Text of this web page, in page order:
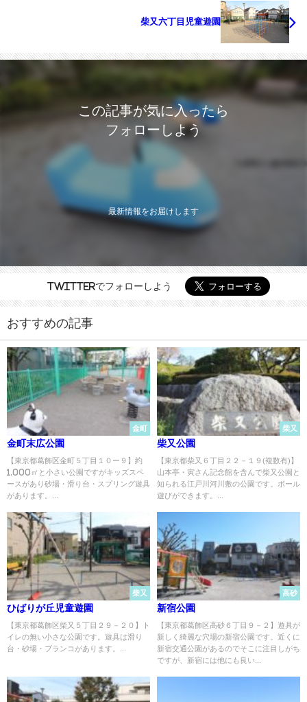
柴又六丁目児童遊園
この記事が気に入ったら
フォローしよう
最新情報をお届けします
Twitterでフォローしよう
おすすめの記事
金町
金町末広公園
【東京都葛飾区金町５丁目１０ー９】約
1,000㎡と小さい公園ですがキッズスペ
ースがあり砂場・滑り台・スプリング遊具
があります。...
柴又
柴又公園
【東京都柴又６丁目２２－１９(複数有)】
山本亭・寅さん記念館を含んで柴又公園と
知られる江戸川河川敷の公園です。ボール
遊びができます。...
柴又
ひばりが丘児童遊園
【東京都葛飾区柴又５丁目２９－２０】ト
イレの無い小さな公園です。遊具は滑り
台・砂場・ブランコがあります。...
高砂
新宿公園
【東京都葛飾区高砂６丁目９－２】遊具が
新しく綺麗な穴場の新宿公園です。近くに
新宿交通公園があるのでそこに注目しがち
ですが、新宿には他にも良い...